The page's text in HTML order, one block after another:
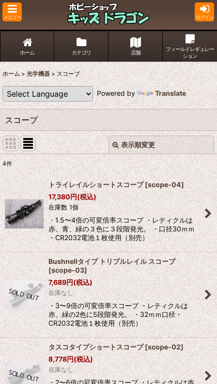
メニュー ログイン
ホーム カテゴリ 店舗
フィールドレギュレー
ション
ホーム > 光学機器 > スコープ
Powered by Translate
スコープ
表示順変更
表示数:
並び順:
絞り込む
閉じる
4件
トライレイルショートスコープ [scope-04]
17,380円(税込)
在庫数 1個
・1.5〜4倍の可変倍率スコープ ・レティクルは
赤、青、緑の３色に３段階発光。 ・口径30ｍｍ
・CR2032電池１枚使用（別売）
Bushnellタイプ トリプルレイル スコープ
[scope-03]
7,689円(税込)
在庫なし
・3〜9倍の可変倍率スコープ ・レティクルは
赤、緑の2色に5段階発光。 ・32ｍｍ口径・
CR2032電池１枚使用（別売）
タスコタイプショートスコープ[scope-02]
8,778円(税込)
在庫なし
・2〜6倍の可変倍率スコープ ・レティクルは赤、